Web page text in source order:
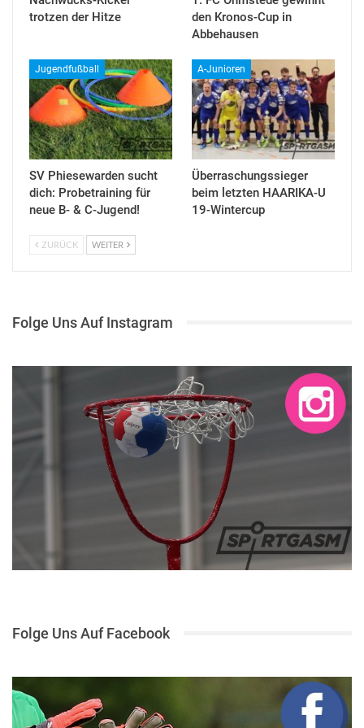
trotzen der Hitze
den Kronos-Cup in
Abbehausen
Jugendfußball
SV Phiesewarden sucht
dich: Probetraining für
neue B- & C-Jugend!
A-Junioren
Überraschungssieger
beim letzten HAARIKA-U
19-Wintercup
ZURÜCK WEITER
Folge Uns Auf Instagram
Folge Uns Auf Facebook